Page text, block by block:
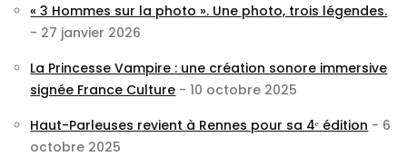
« 3 Hommes sur la photo ». Une photo, trois légendes.
- 27 janvier 2026
La Princesse Vampire : une création sonore immersive
signée France Culture - 10 octobre 2025
Haut-Parleuses revient à Rennes pour sa 4ᵉ édition - 6
octobre 2025